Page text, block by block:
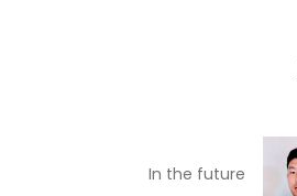
In the future